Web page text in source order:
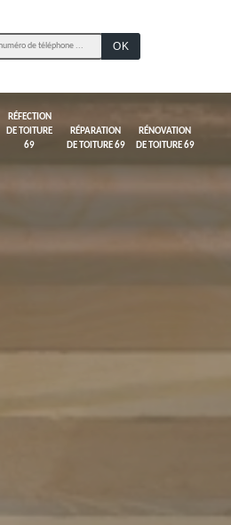
RÉFECTION
DE TOITURE
69
RÉPARATION
DE TOITURE 69
RÉNOVATION
DE TOITURE 69